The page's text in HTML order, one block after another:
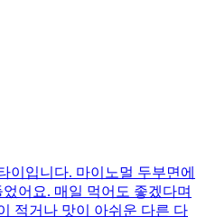
이입니다. 마이노멀 두부면에
어요. 매일 먹어도 좋겠다며
적거나 맛이 아쉬운 다른 다